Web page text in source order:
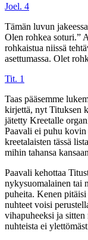
Joel. 4
Tämän luvun
Olen rohkea soturi.”
rohkaistua niissä
asettumassa. Olet
Tit. 1
Taas pääsemme
kirjettä, nyt Tituksen
jätetty Kreetalle
Paavali ei puhu
kreetalaisten tässä
mihin tahansa
Paavali kehottaa
nykysuomalainen tai
puheita. Kenen
nuhteet voisi
vihapuheeksi ja
nuhteista ei